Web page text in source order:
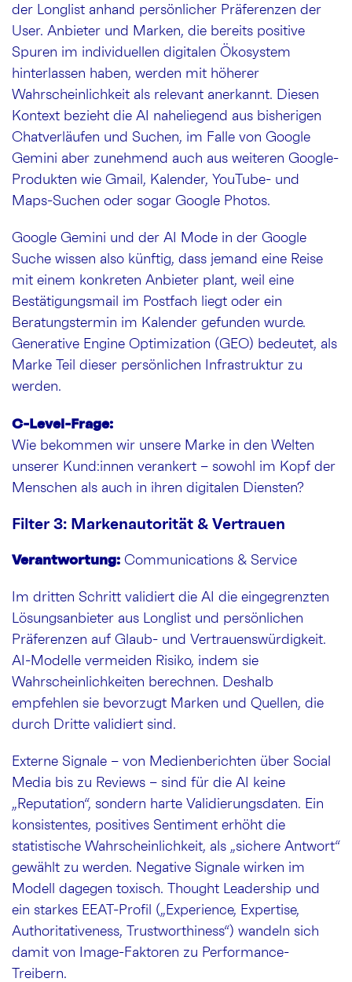
der Longlist anhand persönlicher Präferenzen der
User. Anbieter und Marken, die bereits positive
Spuren im individuellen digitalen Ökosystem
hinterlassen haben, werden mit höherer
Wahrscheinlichkeit als relevant anerkannt. Diesen
Kontext bezieht die AI naheliegend aus bisherigen
Chatverläufen und Suchen, im Falle von Google
Gemini aber zunehmend auch aus weiteren Google-
Produkten wie Gmail, Kalender, YouTube- und
Maps-Suchen oder sogar Google Photos.
Google Gemini und der AI Mode in der Google
Suche wissen also künftig, dass jemand eine Reise
mit einem konkreten Anbieter plant, weil eine
Bestätigungsmail im Postfach liegt oder ein
Beratungstermin im Kalender gefunden wurde.
Generative Engine Optimization (GEO) bedeutet, als
Marke Teil dieser persönlichen Infrastruktur zu
werden.
C-Level-Frage:
Wie bekommen wir unsere Marke in den Welten
unserer Kund:innen verankert – sowohl im Kopf der
Menschen als auch in ihren digitalen Diensten?
Filter 3: Markenautorität & Vertrauen
Verantwortung: Communications & Service
Im dritten Schritt validiert die AI die eingegrenzten
Lösungsanbieter aus Longlist und persönlichen
Präferenzen auf Glaub- und Vertrauenswürdigkeit.
AI-Modelle vermeiden Risiko, indem sie
Wahrscheinlichkeiten berechnen. Deshalb
empfehlen sie bevorzugt Marken und Quellen, die
durch Dritte validiert sind.
Externe Signale – von Medienberichten über Social
Media bis zu Reviews – sind für die AI keine
„Reputation“, sondern harte Validierungsdaten. Ein
konsistentes, positives Sentiment erhöht die
statistische Wahrscheinlichkeit, als „sichere Antwort“
gewählt zu werden. Negative Signale wirken im
Modell dagegen toxisch. Thought Leadership und
ein starkes EEAT-Profil („Experience, Expertise,
Authoritativeness, Trustworthiness“) wandeln sich
damit von Image-Faktoren zu Performance-
Treibern.